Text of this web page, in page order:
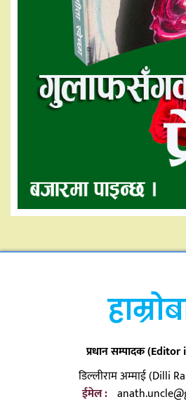
प्रधान सम्पादक
डिल्लीराम अम्माई (Dilli
ईमेल :